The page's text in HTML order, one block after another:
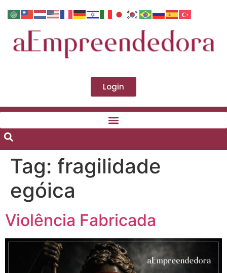
Login
Tag: fragilidade
egóica
Violência Fabricada